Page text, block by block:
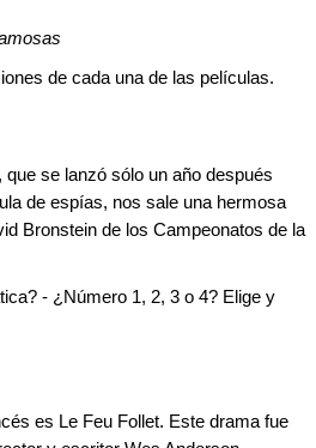
de cada una de las películas.
se lanzó sólo un año después
de espías, nos sale una hermosa
Bronstein de los Campeonatos de la
- ¿Número 1, 2, 3 o 4? Elige y
es Le Feu Follet. Este drama fue